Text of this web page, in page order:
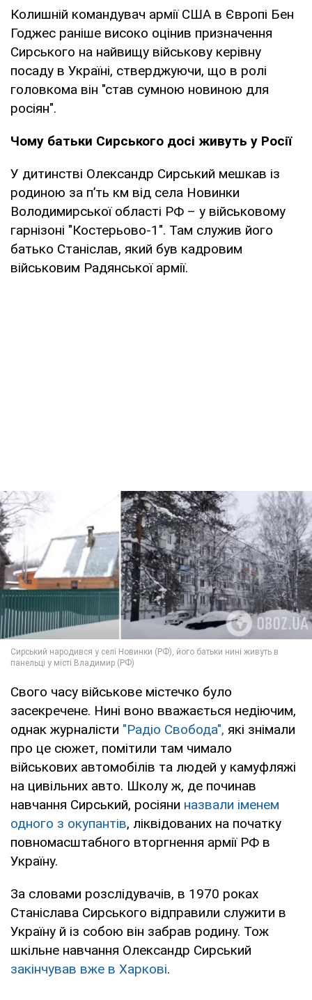
Колишній командувач армії США в Європі Бен
Годжес раніше високо оцінив призначення
Сирського на найвищу військову керівну
посаду в Україні, стверджуючи, що в ролі
головкома він "став сумною новиною для
росіян".
Чому батьки Сирського досі живуть у Росії
У дитинстві Олександр Сирський мешкав із
родиною за п’ть км від села Новинки
Володимирської області РФ – у військовому
гарнізоні "Костерьово-1". Там служив його
батько Станіслав, який був кадровим
військовим Радянської армії.
Свого часу військове містечко було
засекречене. Нині воно вважається недіючим,
однак журналісти "Радіо Свобода", які знімали
про це сюжет, помітили там чимало
військових автомобілів та людей у камуфляжі
на цивільних авто. Школу ж, де починав
навчання Сирський, росіяни назвали іменем
одного з окупантів, ліквідованих на початку
повномасштабного вторгнення армії РФ в
Україну.
За словами розслідувачів, в 1970 роках
Станіслава Сирського відправили служити в
Україну й із собою він забрав родину. Тож
шкільне навчання Олександр Сирський
закінчував вже в Харкові.